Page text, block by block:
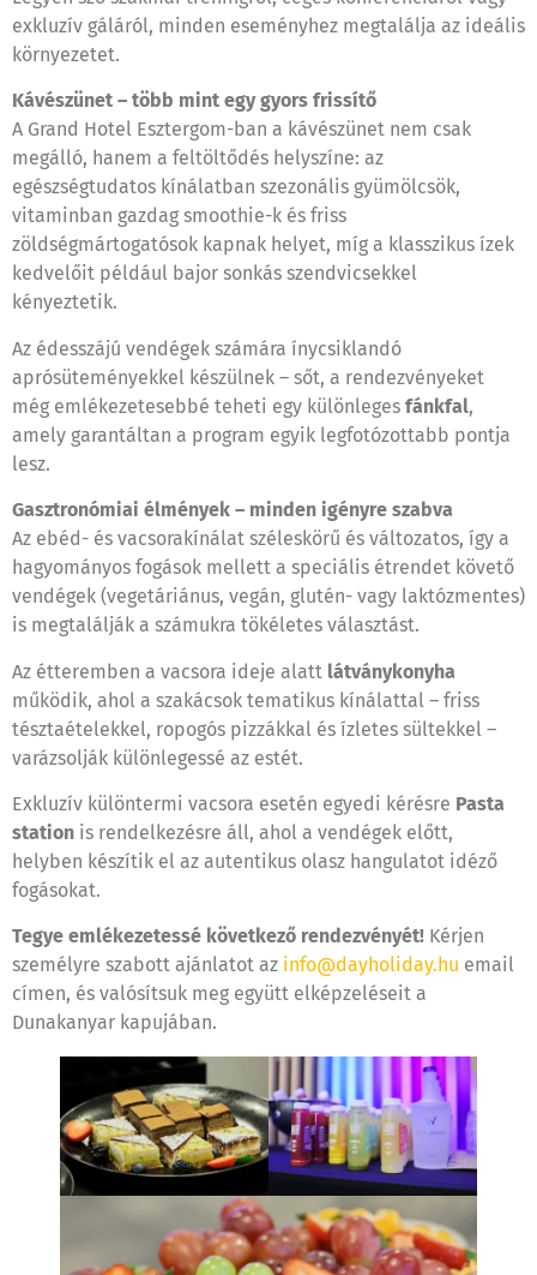
exkluzív gáláról, minden eseményhez megtalálja az ideális
környezetet.
Kávészünet – több mint egy gyors frissítő
A Grand Hotel Esztergom-ban a kávészünet nem csak
megálló, hanem a feltöltődés helyszíne: az
egészségtudatos kínálatban szezonális gyümölcsök,
vitaminban gazdag smoothie-k és friss
zöldségmártogatósok kapnak helyet, míg a klasszikus ízek
kedvelőit például bajor sonkás szendvicsekkel
kényeztetik.
Az édesszájú vendégek számára ínycsiklandó
aprósüteményekkel készülnek – sőt, a rendezvényeket
még emlékezetesebbé teheti egy különleges fánkfal,
amely garantáltan a program egyik legfotózottabb pontja
lesz.
Gasztronómiai élmények – minden igényre szabva
Az ebéd- és vacsorakínálat széleskörű és változatos, így a
hagyományos fogások mellett a speciális étrendet követő
vendégek (vegetáriánus, vegán, glutén- vagy laktózmentes)
is megtalálják a számukra tökéletes választást.
Az étteremben a vacsora ideje alatt látványkonyha
működik, ahol a szakácsok tematikus kínálattal – friss
tésztaételekkel, ropogós pizzákkal és ízletes sültekkel –
varázsolják különlegessé az estét.
Exkluzív különtermi vacsora esetén egyedi kérésre Pasta
station is rendelkezésre áll, ahol a vendégek előtt,
helyben készítik el az autentikus olasz hangulatot idéző
fogásokat.
Tegye emlékezetessé következő rendezvényét! Kérjen
személyre szabott ajánlatot az info@dayholiday.hu email
címen, és valósítsuk meg együtt elképzeléseit a
Dunakanyar kapujában.